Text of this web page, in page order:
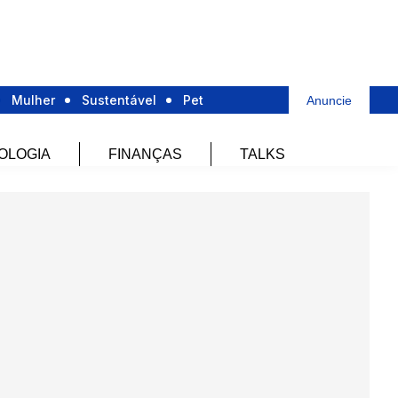
Mulher Sustentável Pet Anuncie
FINANÇAS TALKS